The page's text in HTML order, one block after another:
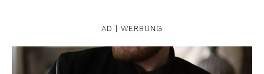
AD | WERBUNG